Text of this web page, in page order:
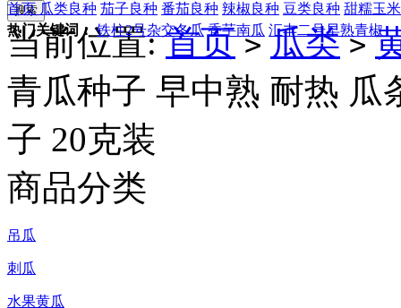
热门关键词： 铁柱2号杂交冬瓜 香芋南瓜 汇丰二号早熟青椒
首页 瓜类良种 茄子良种 番茄良种 辣椒良种 豆类良种 甜糯玉米
当前位置:首页 > 瓜类 >
青瓜种子 早中熟 耐热 瓜
子 20克装
商品分类
吊瓜
刺瓜
水果黄瓜